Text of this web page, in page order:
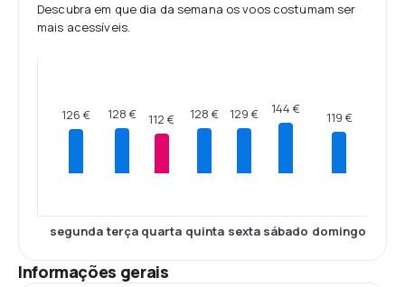
Descubra em que dia da semana os voos costumam ser
mais acessíveis.
126 €
segunda
128 €
terça
112 €
quarta
128 €
quinta
129 €
sexta
144 €
sábado
119 €
domingo
Informações gerais